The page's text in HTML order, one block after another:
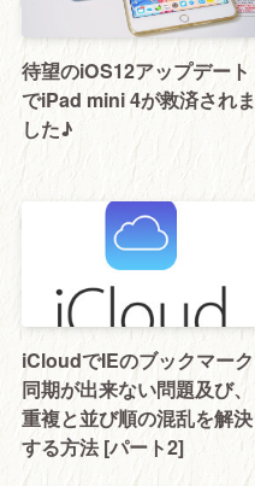
待望のiOS12アップデート
でiPad mini 4が救済されま
した♪
iCloudでIEのブックマーク
同期が出来ない問題及び、
重複と並び順の混乱を解決
する方法 [パート2]